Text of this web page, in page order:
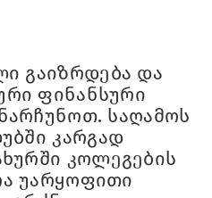
გაიზრდება და
ფინანსური
საღამოს
კარგად
კოლეგების
უარყოფითი